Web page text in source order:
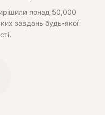
понад 50,000
завдань будь-якої